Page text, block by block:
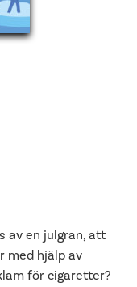
av en julgran, att
med hjälp av
för cigaretter?